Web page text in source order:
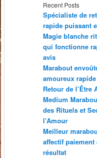
Recent Posts
Spécialiste de
rapide puissant
Magie blanche
qui fonctionne
avis
Marabout
amoureux rapide
Retour de l’Être
Medium
des Rituels et
l’Amour
Meilleur
affectif paiement
résultat